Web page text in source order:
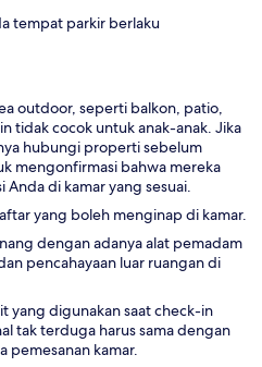
tempat parkir berlaku
outdoor, seperti balkon, patio,
tidak cocok untuk anak-anak. Jika
hubungi properti sebelum
mengonfirmasi bahwa mereka
di kamar yang sesuai.
yang boleh menginap di kamar.
dengan adanya alat pemadam
pencahayaan luar ruangan di
yang digunakan saat check-in
tak terduga harus sama dengan
pemesanan kamar.